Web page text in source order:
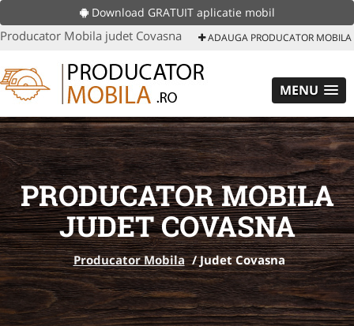
Download GRATUIT aplicatie mobil
Producator Mobila judet Covasna ADAUGA PRODUCATOR MOBILA
MENU
PRODUCATOR MOBILA
JUDET COVASNA
Producator Mobila /Judet Covasna